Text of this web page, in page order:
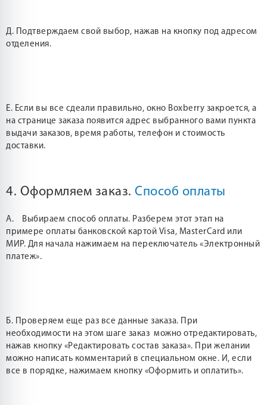
Д. Подтверждаем свой выбор, нажав на кнопку под адресом
отделения.
Е. Если вы все сдеали правильно, окно Boxberry закроется, а
на странице заказа появится адрес выбранного вами пункта
выдачи заказов, время работы, телефон и стоимость
доставки.
4. Оформляем заказ. Способ оплаты
А. Выбираем способ оплаты. Разберем этот этап на
примере оплаты банковской картой Visa, MasterCard или
МИР. Для начала нажимаем на переключатель «Электронный
платеж».
Б. Проверяем еще раз все данные заказа. При
необходимости на этом шаге заказ можно отредактировать,
нажав кнопку «Редактировать состав заказа». При желании
можно написать комментарий в специальном окне. И, если
все в порядке, нажимаем кнопку «Оформить и оплатить».